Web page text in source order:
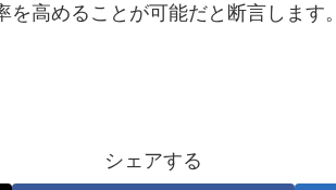
高めることが可能だと断言します。
シェアする